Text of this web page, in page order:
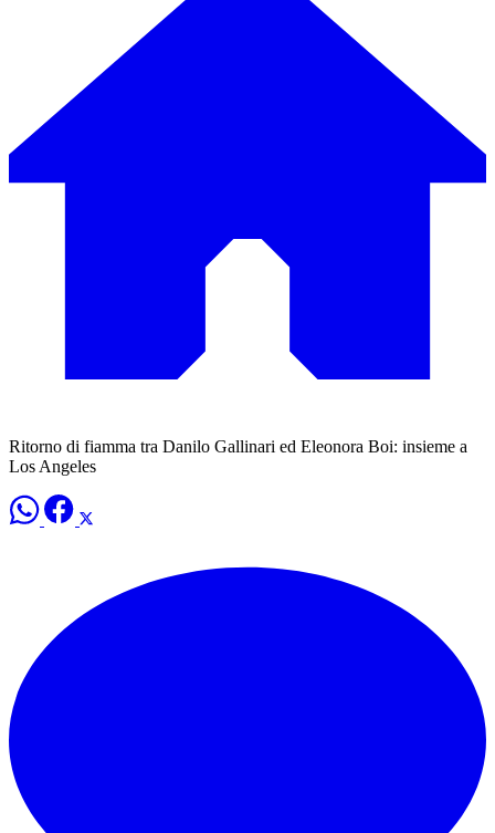
Ritorno di fiamma tra Danilo Gallinari ed Eleonora Boi: insieme a
Los Angeles